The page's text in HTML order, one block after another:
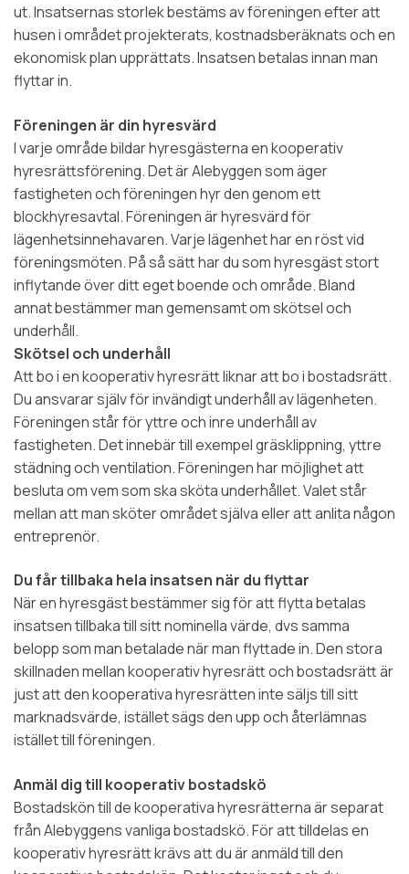
ut. Insatsernas storlek bestäms av föreningen efter att
husen i området projekterats, kostnadsberäknats och en
ekonomisk plan upprättats. Insatsen betalas innan man
flyttar in.
Föreningen är din hyresvärd
I varje område bildar hyresgästerna en kooperativ
hyresrättsförening. Det är Alebyggen som äger
fastigheten och föreningen hyr den genom ett
blockhyresavtal. Föreningen är hyresvärd för
lägenhetsinnehavaren. Varje lägenhet har en röst vid
föreningsmöten. På så sätt har du som hyresgäst stort
inflytande över ditt eget boende och område. Bland
annat bestämmer man gemensamt om skötsel och
underhåll.
Skötsel och underhåll
Att bo i en kooperativ hyresrätt liknar att bo i bostadsrätt.
Du ansvarar själv för invändigt underhåll av lägenheten.
Föreningen står för yttre och inre underhåll av
fastigheten. Det innebär till exempel gräsklippning, yttre
städning och ventilation. Föreningen har möjlighet att
besluta om vem som ska sköta underhållet. Valet står
mellan att man sköter området själva eller att anlita någon
entreprenör.
Du får tillbaka hela insatsen när du flyttar
När en hyresgäst bestämmer sig för att flytta betalas
insatsen tillbaka till sitt nominella värde, dvs samma
belopp som man betalade när man flyttade in. Den stora
skillnaden mellan kooperativ hyresrätt och bostadsrätt är
just att den kooperativa hyresrätten inte säljs till sitt
marknadsvärde, istället sägs den upp och återlämnas
istället till föreningen.
Anmäl dig till kooperativ bostadskö
Bostadskön till de kooperativa hyresrätterna är separat
från Alebyggens vanliga bostadskö. För att tilldelas en
kooperativ hyresrätt krävs att du är anmäld till den